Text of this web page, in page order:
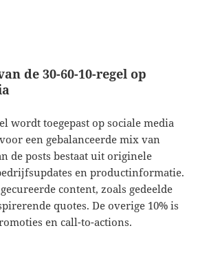
de 30-60-10-regel op
wordt toegepast op sociale media
een gebalanceerde mix van
de posts bestaat uit originele
en productinformatie.
content, zoals gedeelde
quotes. De overige 10% is
en call-to-actions.